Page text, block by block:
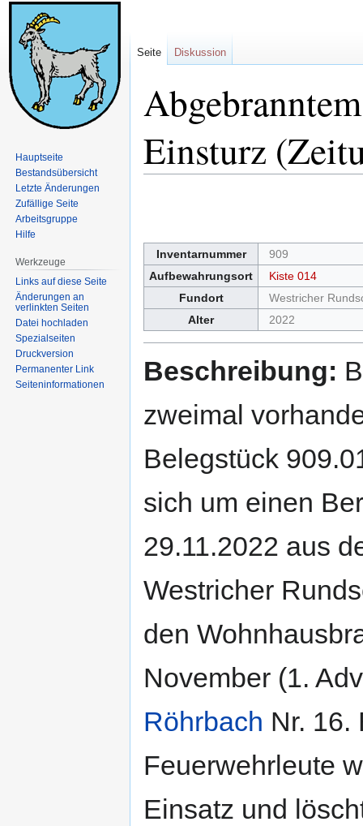
Einsturz
Inventarnummer
909
Aufbewahrungsort
Kiste 014
Fundort
Westricher
Alter
2022
Beschreibung:
zweimal
Belegstück
sich um einen
29.11.2022 aus
Westricher
den
November (1.
Röhrbach Nr. 16.
Feuerwehrleute
Einsatz und
Seite Diskussion
Hauptseite
Bestandsübersicht
Letzte Änderungen
Zufällige Seite
Arbeitsgruppe
Hilfe
Werkzeuge
Links auf diese Seite
Änderungen an
verlinkten Seiten
Datei hochladen
Spezialseiten
Druckversion
Permanenter Link
Seiten­informationen